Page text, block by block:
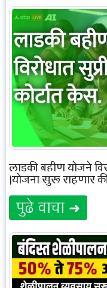
लाडकी बहीण योजने
|योजना सुरू राहणार
पुढे वाचा ➜